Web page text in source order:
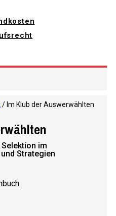
/ Im Klub der Auswerwählten
im
Strategien